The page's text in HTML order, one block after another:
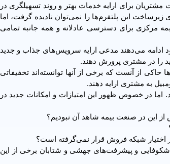
برای ارایه خدمات بهتر و روند تسهیلگری در
این پلتفرم‌ها را نمی‌توان نادیده گرفت، اما
مرکزی برای دسترسی عادلانه و همه جانبه تمامی
ادامه می‌دهند مدعی ارایه سرویس‌های جذاب و جدید
را در مشتری پرورش دهند.
از آنست که برخی از آنها توانسته‌اند تخفیفاتی
در خصوص ظهور این امتیازات و امکانات جدید در
شکوفایی و پیشرفت‌های جهشی و شتابان برخی از این